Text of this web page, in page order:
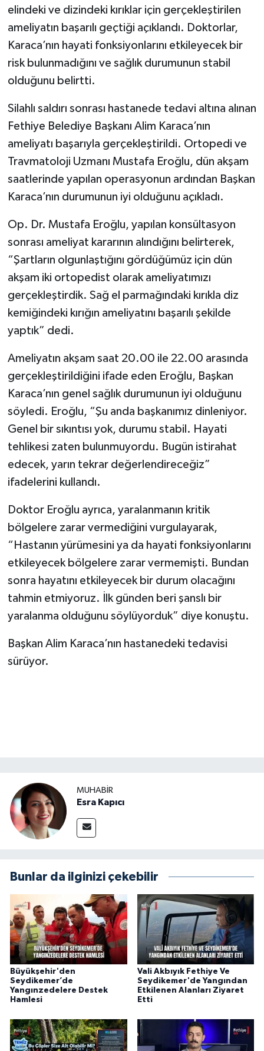
elindeki ve dizindeki kırıklar için gerçekleştirilen
ameliyatın başarılı geçtiği açıklandı. Doktorlar,
Karaca’nın hayati fonksiyonlarını etkileyecek bir
risk bulunmadığını ve sağlık durumunun stabil
olduğunu belirtti.
Silahlı saldırı sonrası hastanede tedavi altına alınan
Fethiye Belediye Başkanı Alim Karaca’nın
ameliyatı başarıyla gerçekleştirildi. Ortopedi ve
Travmatoloji Uzmanı Mustafa Eroğlu, dün akşam
saatlerinde yapılan operasyonun ardından Başkan
Karaca’nın durumunun iyi olduğunu açıkladı.
Op. Dr. Mustafa Eroğlu, yapılan konsültasyon
sonrası ameliyat kararının alındığını belirterek,
“Şartların olgunlaştığını gördüğümüz için dün
akşam iki ortopedist olarak ameliyatımızı
gerçekleştirdik. Sağ el parmağındaki kırıkla diz
kemiğindeki kırığın ameliyatını başarılı şekilde
yaptık” dedi.
Ameliyatın akşam saat 20.00 ile 22.00 arasında
gerçekleştirildiğini ifade eden Eroğlu, Başkan
Karaca’nın genel sağlık durumunun iyi olduğunu
söyledi. Eroğlu, “Şu anda başkanımız dinleniyor.
Genel bir sıkıntısı yok, durumu stabil. Hayati
tehlikesi zaten bulunmuyordu. Bugün istirahat
edecek, yarın tekrar değerlendireceğiz”
ifadelerini kullandı.
Doktor Eroğlu ayrıca, yaralanmanın kritik
bölgelere zarar vermediğini vurgulayarak,
“Hastanın yürümesini ya da hayati fonksiyonlarını
etkileyecek bölgelere zarar vermemişti. Bundan
sonra hayatını etkileyecek bir durum olacağını
tahmin etmiyoruz. İlk günden beri şanslı bir
yaralanma olduğunu söylüyorduk” diye konuştu.
Başkan Alim Karaca’nın hastanedeki tedavisi
sürüyor.
MUHABİR
Esra Kapıcı
Bunlar da ilginizi çekebilir
Büyükşehir'den
Seydikemer’de
Yangınzedelere Destek
Hamlesi
Vali Akbıyık Fethiye Ve
Seydikemer'de Yangından
Etkilenen Alanları Ziyaret
Etti